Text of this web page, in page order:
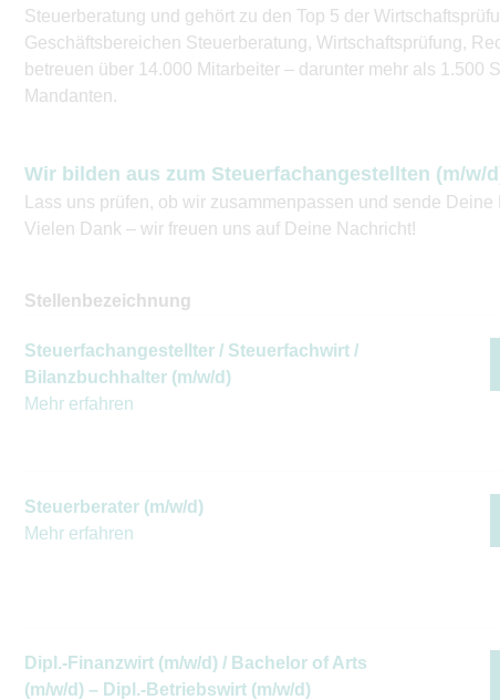
Steuerberatung und gehört zu den Top 5 der
Geschäftsbereichen Steuerberatung, Wirtschaftsprüfung,
betreuen über 14.000 Mitarbeiter – darunter mehr als
Mandanten.
Wir bilden aus zum Steuerfachangestellten (m/w/
Lass uns prüfen, ob wir zusammenpassen und sende
Vielen Dank – wir freuen uns auf Deine Nachricht!
Stellenbezeichnung
Steuerfachangestellter / Steuerfachwirt /
Bilanzbuchhalter (m/w/d)
Mehr erfahren
Steuerberater (m/w/d)
Mehr erfahren
Dipl.-Finanzwirt (m/w/d) / Bachelor of Arts
(m/w/d) – Dipl.-Betriebswirt (m/w/d)